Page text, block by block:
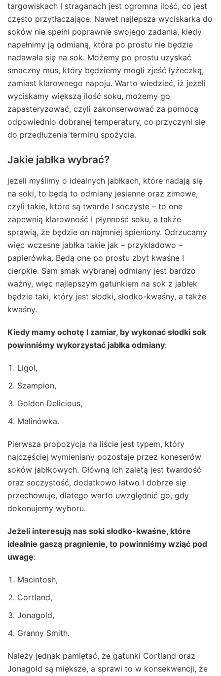
targowiskach I straganach jest ogromna ilość, co jest
często przytłaczające. Nawet najlepsza wyciskarka do
soków nie spełni poprawnie swojego zadania, kiedy
napełnimy ją odmianą, która po prostu nie będzie
nadawała się na sok. Możemy po prostu uzyskać
smaczny mus, który będziemy mogli zjeść łyżeczką,
zamiast klarownego napoju. Warto wiedzieć, iż jeżeli
wyciskamy większą ilość soku, możemy go
zapasteryzować, czyli zakonserwować za pomocą
odpowiednio dobranej temperatury, co przyczyni się
do przedłużenia terminu spożycia.
Jakie jabłka wybrać?
jeżeli myślimy o idealnych jabłkach, które nadają się
na soki, to będą to odmiany jesienne oraz zimowe,
czyli takie, które są twarde I soczyste – to one
zapewnią klarowność I płynność soku, a także
sprawią, że będzie on najmniej spieniony. Odrzucamy
więc wczesne jabłka takie jak – przykładowo –
papierówka. Będą one po prostu zbyt kwaśne I
cierpkie. Sam smak wybranej odmiany jest bardzo
ważny, więc najlepszym gatunkiem na sok z jabłek
będzie taki, który jest słodki, słodko-kwaśny, a także
kwaśny.
Kiedy mamy ochotę I zamiar, by wykonać słodki sok
powinniśmy wykorzystać jabłka odmiany:
Ligol,
Szampion,
Golden Delicious,
Malinówka.
Pierwsza propozycja na liście jest typem, który
najczęściej wymieniany pozostaje przez koneserów
soków jabłkowych. Główną ich zaletą jest twardość
oraz soczystość, dodatkowo łatwo I dobrze się
przechowuje, dlatego warto uwzględnić go, gdy
dokonujemy wyboru.
Jeżeli interesują nas soki słodko-kwaśne, które
idealnie gaszą pragnienie, to powinniśmy wziąć pod
uwagę:
Macintosh,
Cortland,
Jonagold,
Granny Smith.
Należy jednak pamiętać, że gatunki Cortland oraz
Jonagold są miększe, a sprawi to w konsekwencji, że